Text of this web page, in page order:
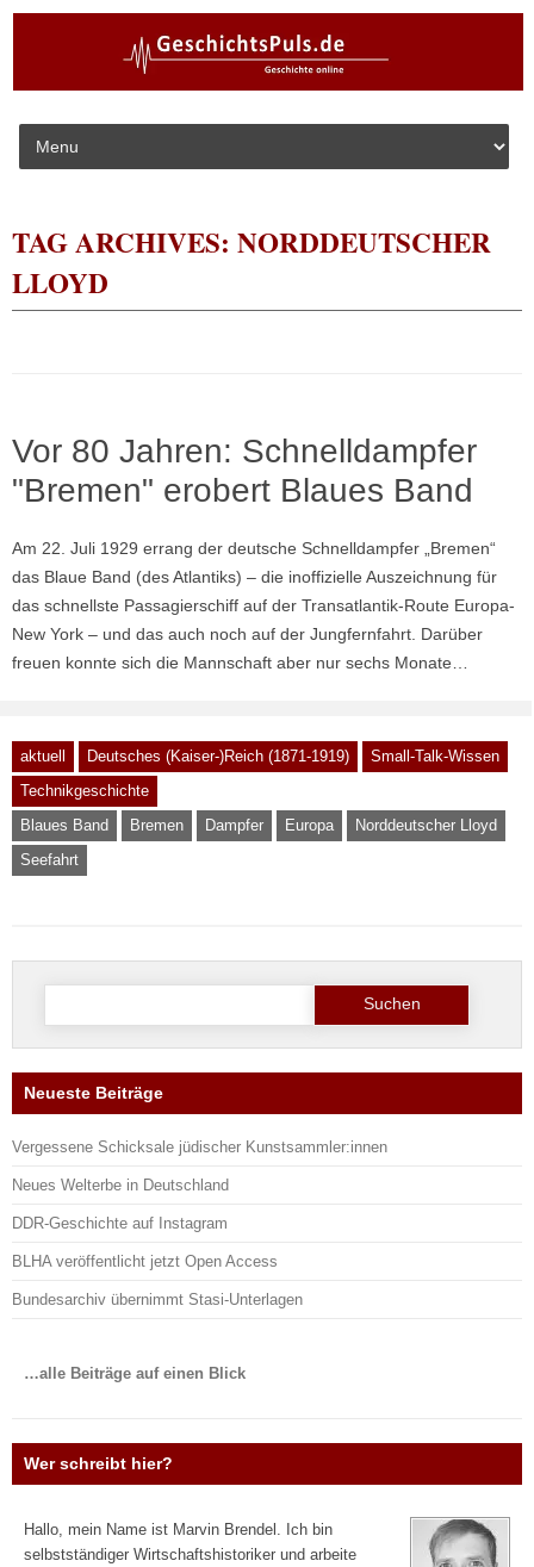
Skip to content
TAG ARCHIVES: NORDDEUTSCHER
LLOYD
Vor 80 Jahren: Schnelldampfer
"Bremen" erobert Blaues Band
Am 22. Juli 1929 errang der deutsche Schnelldampfer „Bremen“
das Blaue Band (des Atlantiks) – die inoffizielle Auszeichnung für
das schnellste Passagierschiff auf der Transatlantik-Route Europa-
New York – und das auch noch auf der Jungfernfahrt. Darüber
freuen konnte sich die Mannschaft aber nur sechs Monate…
aktuell Deutsches (Kaiser-)Reich (1871-1919)
Small-Talk-Wissen
Technikgeschichte
Blaues Band
Bremen Dampfer Europa
Norddeutscher Lloyd
Seefahrt
Suche
Neueste Beiträge
Vergessene Schicksale jüdischer Kunstsammler:innen
Neues Welterbe in Deutschland
DDR-Geschichte auf Instagram
BLHA veröffentlicht jetzt Open Access
Bundesarchiv übernimmt Stasi-Unterlagen
…alle Beiträge auf einen Blick
Wer schreibt hier?
Hallo, mein Name ist Marvin Brendel. Ich bin
selbstständiger Wirtschaftshistoriker und arbeite